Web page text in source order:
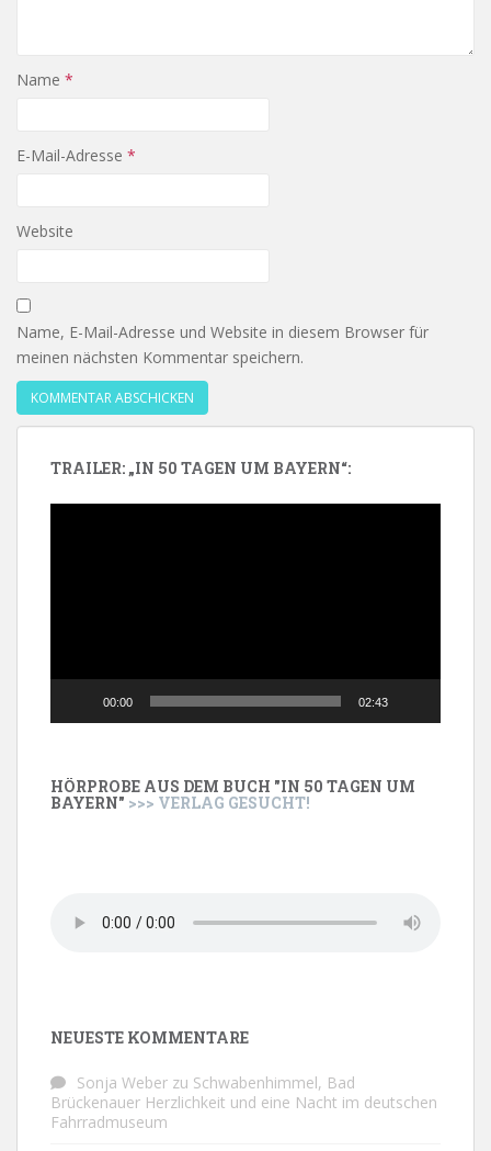
Name *
E-Mail-Adresse *
Website
Name, E-Mail-Adresse und Website in diesem Browser für
meinen nächsten Kommentar speichern.
TRAILER: „IN 50 TAGEN UM BAYERN“:
00:00 02:43
HÖRPROBE AUS DEM BUCH "IN 50 TAGEN UM
BAYERN" >>> VERLAG GESUCHT!
NEUESTE KOMMENTARE
Sonja Weber zu Schwabenhimmel, Bad
Brückenauer Herzlichkeit und eine Nacht im deutschen
Fahrradmuseum